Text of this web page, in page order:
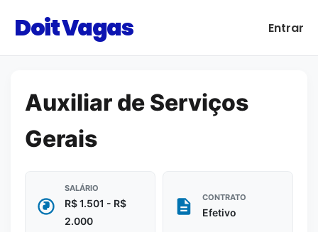
Doit Vagas Entrar
Auxiliar de Serviços
Gerais
SALÁRIO
R$ 1.501 - R$
2.000
CONTRATO
Efetivo